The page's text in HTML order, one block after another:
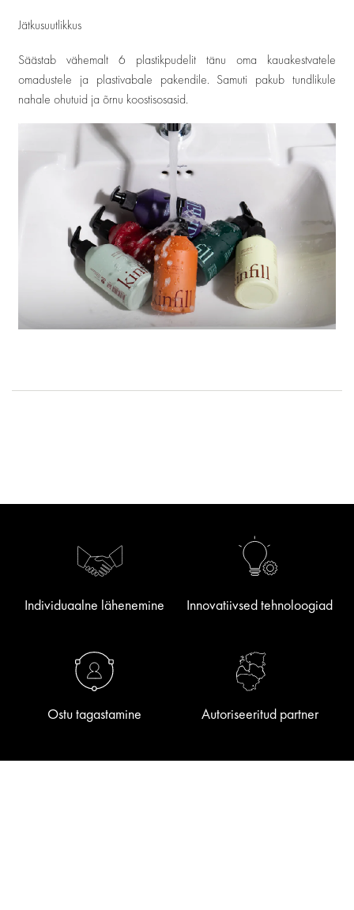
Jätkusuutlikkus
Säästab vähemalt 6 plastikpudelit tänu oma kauakestvatele
omadustele ja plastivabale pakendile. Samuti pakub tundlikule
nahale ohutuid ja õrnu koostisosasid.
Individuaalne lähenemine Innovatiivsed tehnoloogiad
Ostu tagastamine Autoriseeritud partner